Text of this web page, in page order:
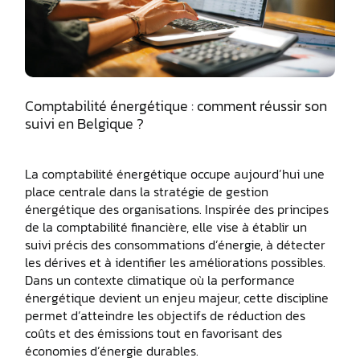
Comptabilité énergétique : comment réussir son
suivi en Belgique ?
La comptabilité énergétique occupe aujourd’hui une
place centrale dans la stratégie de gestion
énergétique des organisations. Inspirée des principes
de la comptabilité financière, elle vise à établir un
suivi précis des consommations d’énergie, à détecter
les dérives et à identifier les améliorations possibles.
Dans un contexte climatique où la performance
énergétique devient un enjeu majeur, cette discipline
permet d’atteindre les objectifs de réduction des
coûts et des émissions tout en favorisant des
économies d’énergie durables.